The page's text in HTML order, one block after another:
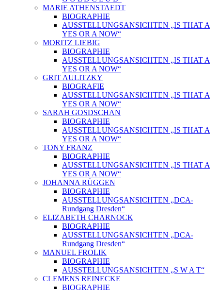
MARIE ATHENSTAEDT
BIOGRAPHIE
AUSSTELLUNGSANSICHTEN „IS THAT A
YES OR A NOW“
MORITZ LIEBIG
BIOGRAPHIE
AUSSTELLUNGSANSICHTEN „IS THAT A
YES OR A NOW“
GRIT AULITZKY
BIOGRAFIE
AUSSTELLUNGSANSICHTEN „IS THAT A
YES OR A NOW“
SARAH GOSDSCHAN
BIOGRAPHIE
AUSSTELLUNGSANSICHTEN „IS THAT A
YES OR A NOW“
TONY FRANZ
BIOGRAPHIE
AUSSTELLUNGSANSICHTEN „IS THAT A
YES OR A NOW“
JOHANNA RÜGGEN
BIOGRAPHIE
AUSSTELLUNGSANSICHTEN „DCA-
Rundgang Dresden“
ELIZABETH CHARNOCK
BIOGRAPHIE
AUSSTELLUNGSANSICHTEN „DCA-
Rundgang Dresden“
MANUEL FROLIK
BIOGRAPHIE
AUSSTELLUNGSANSICHTEN „S W A T“
CLEMENS REINECKE
BIOGRAPHIE